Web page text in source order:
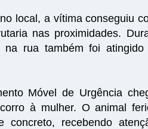
local, a vítima conseguiu
nas proximidades.
rua também foi atingido
Móvel de Urgência
à mulher. O animal
recebendo